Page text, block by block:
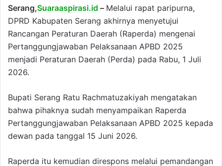
Serang,Suaraaspirasi.id – Melalui rapat paripurna,
DPRD Kabupaten Serang akhirnya menyetujui
Rancangan Peraturan Daerah (Raperda) mengenai
Pertanggungjawaban Pelaksanaan APBD 2025
menjadi Peraturan Daerah (Perda) pada Rabu, 1 Juli
2026.
Bupati Serang Ratu Rachmatuzakiyah mengatakan
bahwa pihaknya sudah menyampaikan Raperda
Pertanggungjawaban Pelaksanaan APBD 2025 kepada
dewan pada tanggal 15 Juni 2026.
Raperda itu kemudian direspons melalui pemandangan